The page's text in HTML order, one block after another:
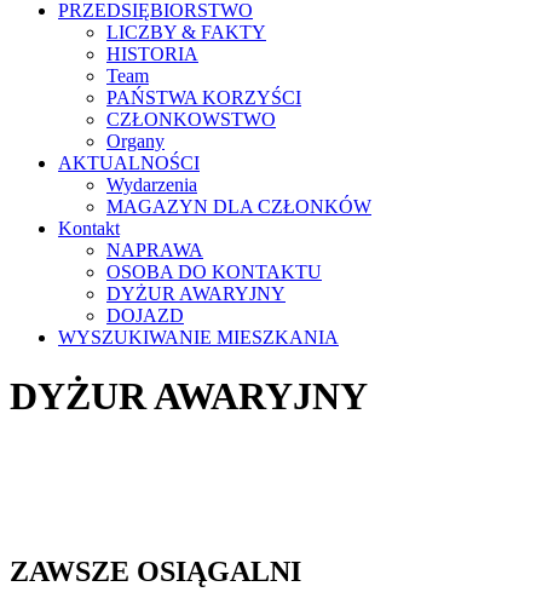
PRZEDSIĘBIORSTWO
LICZBY & FAKTY
HISTORIA
Team
PAŃSTWA KORZYŚCI
CZŁONKOWSTWO
Organy
AKTUALNOŚCI
Wydarzenia
MAGAZYN DLA CZŁONKÓW
Kontakt
NAPRAWA
OSOBA DO KONTAKTU
DYŻUR AWARYJNY
DOJAZD
WYSZUKIWANIE MIESZKANIA
DYŻUR AWARYJNY
ZAWSZE OSIĄGALNI